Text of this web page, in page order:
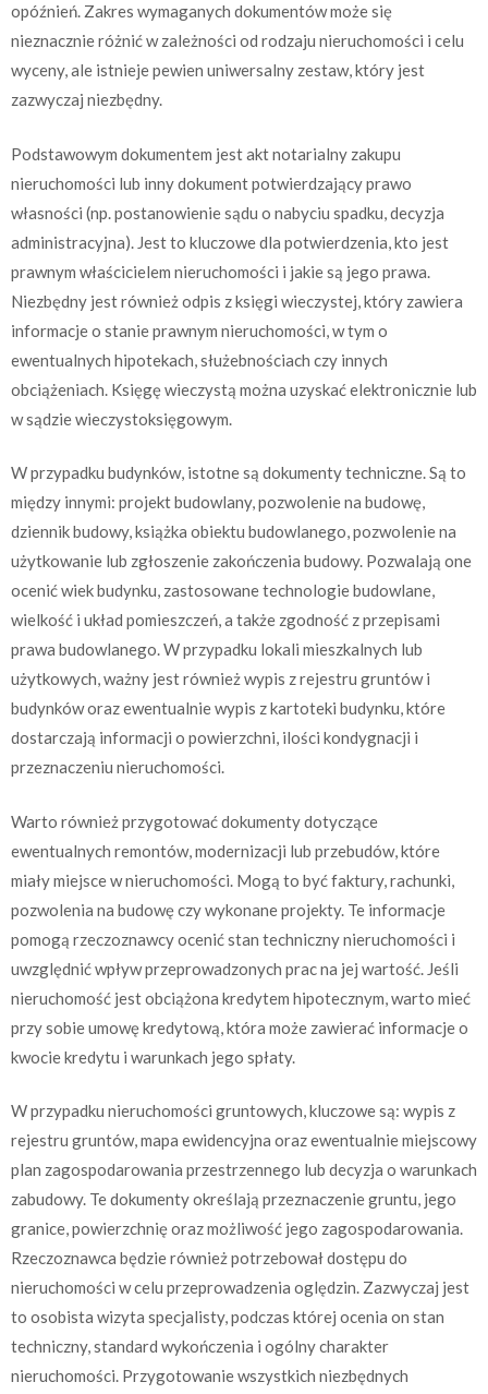
opóźnień. Zakres wymaganych dokumentów może się
nieznacznie różnić w zależności od rodzaju nieruchomości i celu
wyceny, ale istnieje pewien uniwersalny zestaw, który jest
zazwyczaj niezbędny.
Podstawowym dokumentem jest akt notarialny zakupu
nieruchomości lub inny dokument potwierdzający prawo
własności (np. postanowienie sądu o nabyciu spadku, decyzja
administracyjna). Jest to kluczowe dla potwierdzenia, kto jest
prawnym właścicielem nieruchomości i jakie są jego prawa.
Niezbędny jest również odpis z księgi wieczystej, który zawiera
informacje o stanie prawnym nieruchomości, w tym o
ewentualnych hipotekach, służebnościach czy innych
obciążeniach. Księgę wieczystą można uzyskać elektronicznie lub
w sądzie wieczystoksięgowym.
W przypadku budynków, istotne są dokumenty techniczne. Są to
między innymi: projekt budowlany, pozwolenie na budowę,
dziennik budowy, książka obiektu budowlanego, pozwolenie na
użytkowanie lub zgłoszenie zakończenia budowy. Pozwalają one
ocenić wiek budynku, zastosowane technologie budowlane,
wielkość i układ pomieszczeń, a także zgodność z przepisami
prawa budowlanego. W przypadku lokali mieszkalnych lub
użytkowych, ważny jest również wypis z rejestru gruntów i
budynków oraz ewentualnie wypis z kartoteki budynku, które
dostarczają informacji o powierzchni, ilości kondygnacji i
przeznaczeniu nieruchomości.
Warto również przygotować dokumenty dotyczące
ewentualnych remontów, modernizacji lub przebudów, które
miały miejsce w nieruchomości. Mogą to być faktury, rachunki,
pozwolenia na budowę czy wykonane projekty. Te informacje
pomogą rzeczoznawcy ocenić stan techniczny nieruchomości i
uwzględnić wpływ przeprowadzonych prac na jej wartość. Jeśli
nieruchomość jest obciążona kredytem hipotecznym, warto mieć
przy sobie umowę kredytową, która może zawierać informacje o
kwocie kredytu i warunkach jego spłaty.
W przypadku nieruchomości gruntowych, kluczowe są: wypis z
rejestru gruntów, mapa ewidencyjna oraz ewentualnie miejscowy
plan zagospodarowania przestrzennego lub decyzja o warunkach
zabudowy. Te dokumenty określają przeznaczenie gruntu, jego
granice, powierzchnię oraz możliwość jego zagospodarowania.
Rzeczoznawca będzie również potrzebował dostępu do
nieruchomości w celu przeprowadzenia oględzin. Zazwyczaj jest
to osobista wizyta specjalisty, podczas której ocenia on stan
techniczny, standard wykończenia i ogólny charakter
nieruchomości. Przygotowanie wszystkich niezbędnych